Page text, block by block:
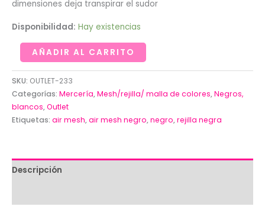
dimensiones deja transpirar el sudor
Disponibilidad: Hay existencias
de
AIR
MESH-
Tejido
de
rejilla
AÑADIR AL CARRITO
SKU: OUTLET-233
Categorías: Mercería,Mesh/rejilla/ malla de colores,Negros,
blancos,Outlet
Etiquetas: air mesh,air mesh negro,negro,rejilla negra
Descripción